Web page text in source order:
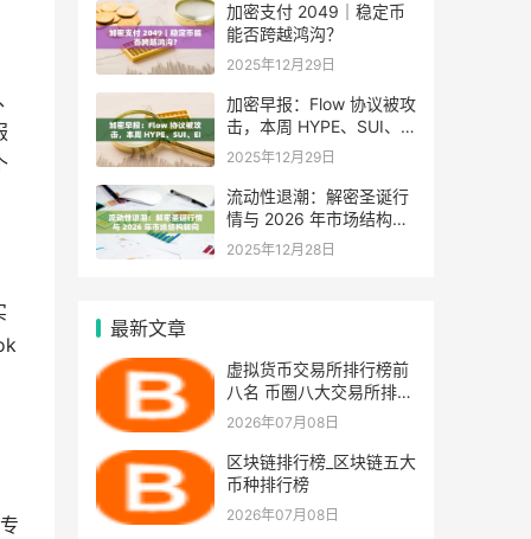
加密支付 2049｜稳定币
能否跨越鸿沟？
2025年12月29日
加密早报：Flow 协议被攻
击，本周 HYPE、SUI、
EIGEN 等代币将迎来大额
2025年12月29日
流动性退潮：解密圣诞行
情与 2026 年市场结构转
向
2025年12月28日
最新文章
虚拟货币交易所排行榜前
八名 币圈八大交易所排行
榜
2026年07月08日
区块链排行榜_区块链五大
币种排行榜
2026年07月08日